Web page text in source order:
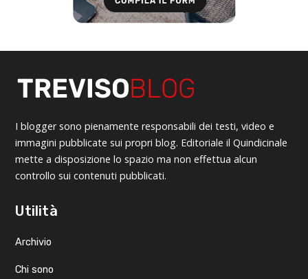
I blogger sono pienamente responsabili dei testi, video e
immagini pubblicate sui propri blog. Editoriale il Quindicinale
mette a disposizione lo spazio ma non effettua alcun
controllo sui contenuti pubblicati.
Utilità
Archivio
Chi sono